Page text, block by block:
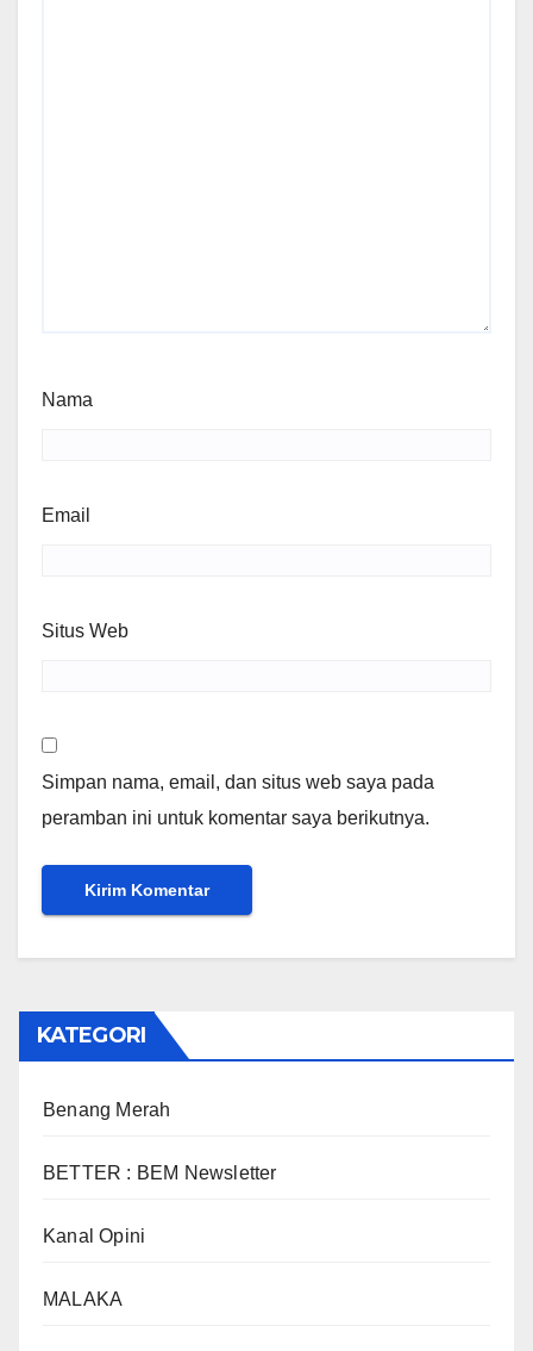
Nama
Email
Situs Web
Simpan nama, email, dan situs web saya pada
peramban ini untuk komentar saya berikutnya.
KATEGORI
Benang Merah
BETTER : BEM Newsletter
Kanal Opini
MALAKA